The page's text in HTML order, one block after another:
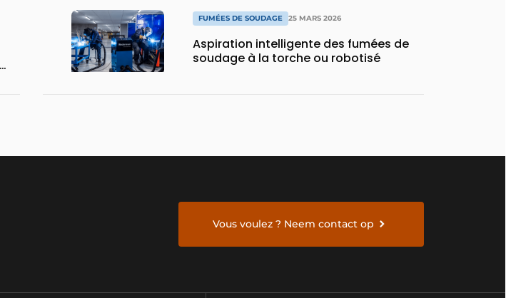
FUMÉES DE SOUDAGE 25 MARS 2026
Aspiration intelligente des fumées de
soudage à la torche ou robotisé
Vous voulez ? Neem contact op